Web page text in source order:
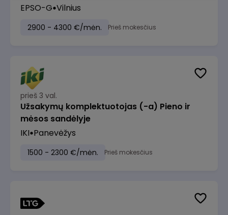
EPSO-G Vilnius
2900 - 4300 €/mėn. Prieš mokesčius
prieš 3 val.
Užsakymų komplektuotojas (-a) Pieno ir
mėsos sandėlyje
IKI Panevėžys
1500 - 2300 €/mėn. Prieš mokesčius